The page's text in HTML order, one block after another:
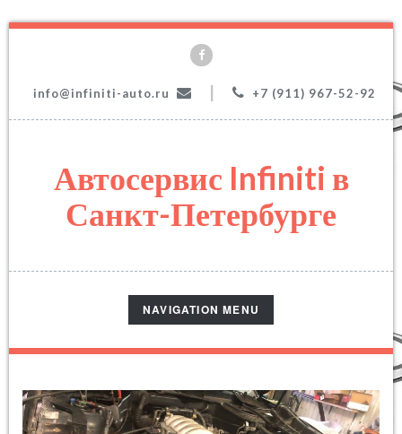
info@infiniti-auto.ru +7 (911) 967-52-92
Автосервис Infiniti в
Санкт-Петербурге
TOGGLE
NAVIGATION
NAVIGATION MENU